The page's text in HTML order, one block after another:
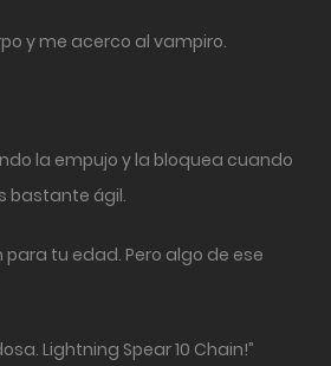
y me acerco al vampiro.
la empujo y la bloquea cuando
bastante ágil.
para tu edad. Pero algo de ese
Lightning Spear 10 Chain!”